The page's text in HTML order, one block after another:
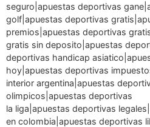
seguro|apuestas deportivas
golf|apuestas deportivas
premios|apuestas deportivas
gratis sin deposito|apuestas
deportivas handicap
hoy|apuestas deportivas
interior argentina|apuestas
olimpicos|apuestas deportivas
la liga|apuestas deportivas
en colombia|apuestas deportivas